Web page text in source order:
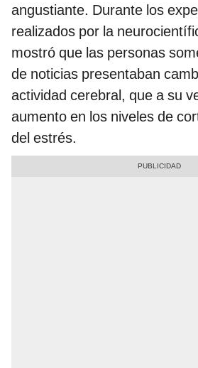
angustiante. Durante los
realizados por la
mostró que las personas
de noticias presentaban
actividad cerebral, que a su
aumento en los niveles de
del estrés.